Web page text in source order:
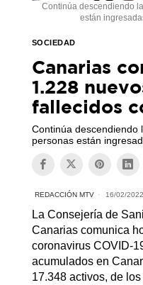
Continúa descendiendo
están
SOCIEDAD
Canarias
1.228
fallecidos
Continúa descendiendo
personas están
REDACCIÓN MTV 16/02/2022
La Consejería de
Canarias comunica
coronavirus COVID-
acumulados en
17.348 activos, de